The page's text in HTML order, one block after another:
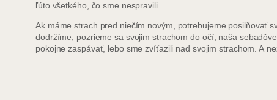
ľúto všetkého, čo sme nespravili.
Ak máme strach pred niečím novým, potrebujeme posilňovať
dodržíme, pozrieme sa svojim strachom do očí, naša
pokojne zaspávať, lebo sme zvíťazili nad svojim strachom. A